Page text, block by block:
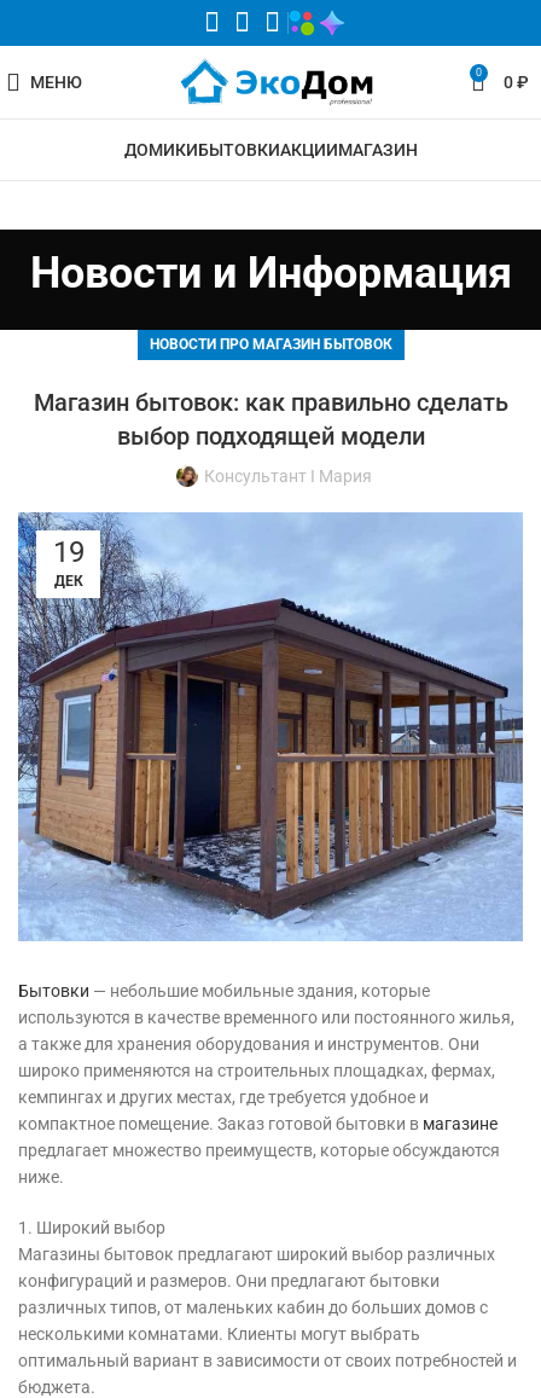
МЕНЮ 0 0₽
ДОМИКИБЫТОВКИАКЦИИМАГАЗИН
Новости и Информация
НОВОСТИ ПРО МАГАЗИН БЫТОВОК
Магазин бытовок: как правильно сделать
выбор подходящей модели
Консультант I Мария
19
ДЕК
Бытовки — небольшие мобильные здания, которые
используются в качестве временного или постоянного жилья,
а также для хранения оборудования и инструментов. Они
широко применяются на строительных площадках, фермах,
кемпингах и других местах, где требуется удобное и
компактное помещение. Заказ готовой бытовки в магазине
предлагает множество преимуществ, которые обсуждаются
ниже.
1. Широкий выбор
Магазины бытовок предлагают широкий выбор различных
конфигураций и размеров. Они предлагают бытовки
различных типов, от маленьких кабин до больших домов с
несколькими комнатами. Клиенты могут выбрать
оптимальный вариант в зависимости от своих потребностей и
бюджета.